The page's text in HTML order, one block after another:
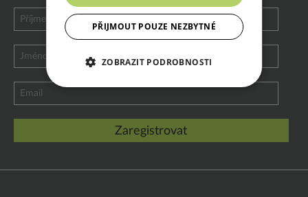
PŘIJMOUT POUZE NEZBYTNÉ
ZOBRAZIT PODROBNOSTI